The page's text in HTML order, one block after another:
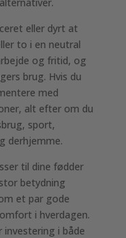
eller dyrt at
to i en neutral
og fritid, og
brug. Hvis du
med
alt efter om du
sport,
derhjemme.
til dine fødder
betydning
et par gode
i hverdagen.
investering i både